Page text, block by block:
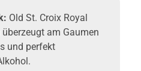
Old St. Croix Royal
am Gaumen
und perfekt